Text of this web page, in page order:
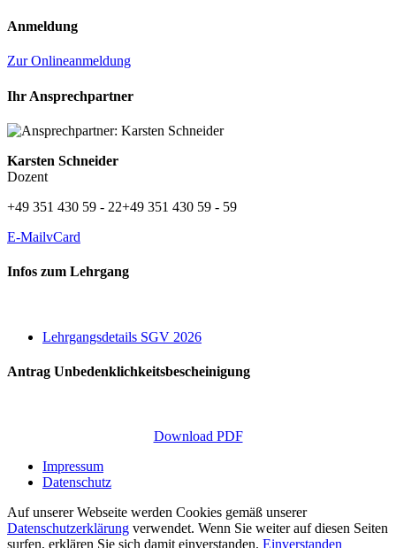
Anmeldung
Zur Onlineanmeldung
Ihr Ansprechpartner
Karsten Schneider
Dozent
+49 351 430 59 - 22+49 351 430 59 - 59
E-MailvCard
Infos zum Lehrgang
Lehrgangsdetails SGV 2026
Antrag Unbedenklichkeitsbescheinigung
Download PDF
Impressum
Datenschutz
Auf unserer Webseite werden Cookies gemäß unserer
Datenschutzerklärung verwendet. Wenn Sie weiter auf diesen Seiten
surfen, erklären Sie sich damit einverstanden. Einverstanden